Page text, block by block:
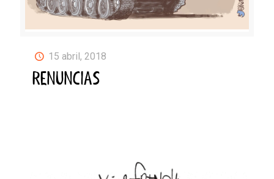
15 abril, 2018
RENUNCIAS